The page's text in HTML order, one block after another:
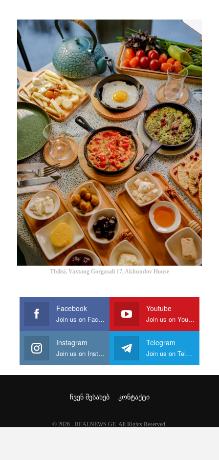
Tbilisi, Vaxtang Gorgasali 17, Akhundov House
Facebook
Join us on Facebook
Youtube
Join us on Youtube
Instagram
Join us on Instagram
Telegram
Join us on Telegram
ᲩᲕᲔᲜ ᲨᲔᲡᲐᲮᲔᲑ ᲙᲝᲜᲢᲐᲥᲢᲘ
© 2026 - REALNEWS.GE. All Rights Reserved.